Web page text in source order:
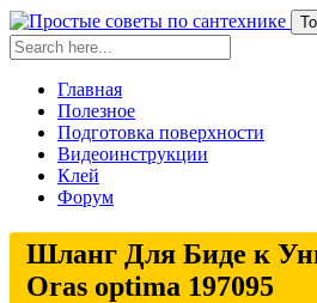
Главная
Полезное
Подготовка поверхности
Видеоинструкции
Клей
Форум
Шланг Для Биде к
Oras optima 197095